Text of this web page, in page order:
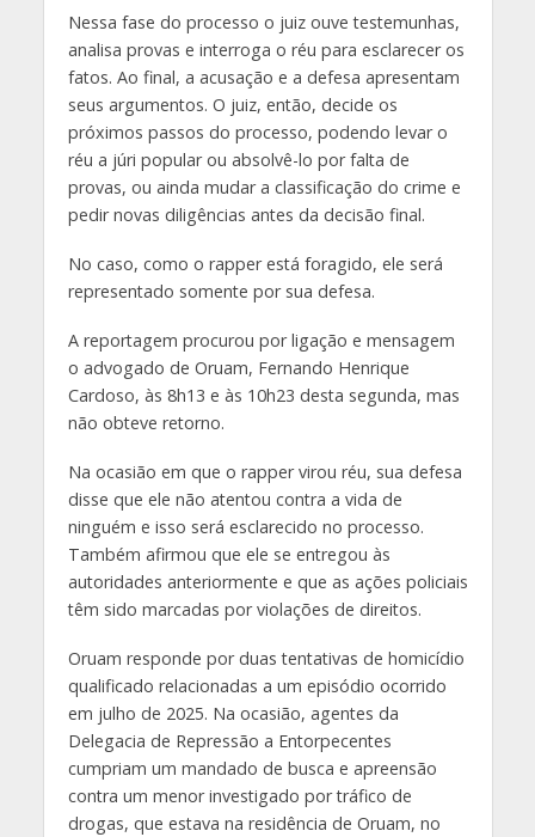
Nessa fase do processo o juiz ouve testemunhas,
analisa provas e interroga o réu para esclarecer os
fatos. Ao final, a acusação e a defesa apresentam
seus argumentos. O juiz, então, decide os
próximos passos do processo, podendo levar o
réu a júri popular ou absolvê-lo por falta de
provas, ou ainda mudar a classificação do crime e
pedir novas diligências antes da decisão final.
No caso, como o rapper está foragido, ele será
representado somente por sua defesa.
A reportagem procurou por ligação e mensagem
o advogado de Oruam, Fernando Henrique
Cardoso, às 8h13 e às 10h23 desta segunda, mas
não obteve retorno.
Na ocasião em que o rapper virou réu, sua defesa
disse que ele não atentou contra a vida de
ninguém e isso será esclarecido no processo.
Também afirmou que ele se entregou às
autoridades anteriormente e que as ações policiais
têm sido marcadas por violações de direitos.
Oruam responde por duas tentativas de homicídio
qualificado relacionadas a um episódio ocorrido
em julho de 2025. Na ocasião, agentes da
Delegacia de Repressão a Entorpecentes
cumpriam um mandado de busca e apreensão
contra um menor investigado por tráfico de
drogas, que estava na residência de Oruam, no